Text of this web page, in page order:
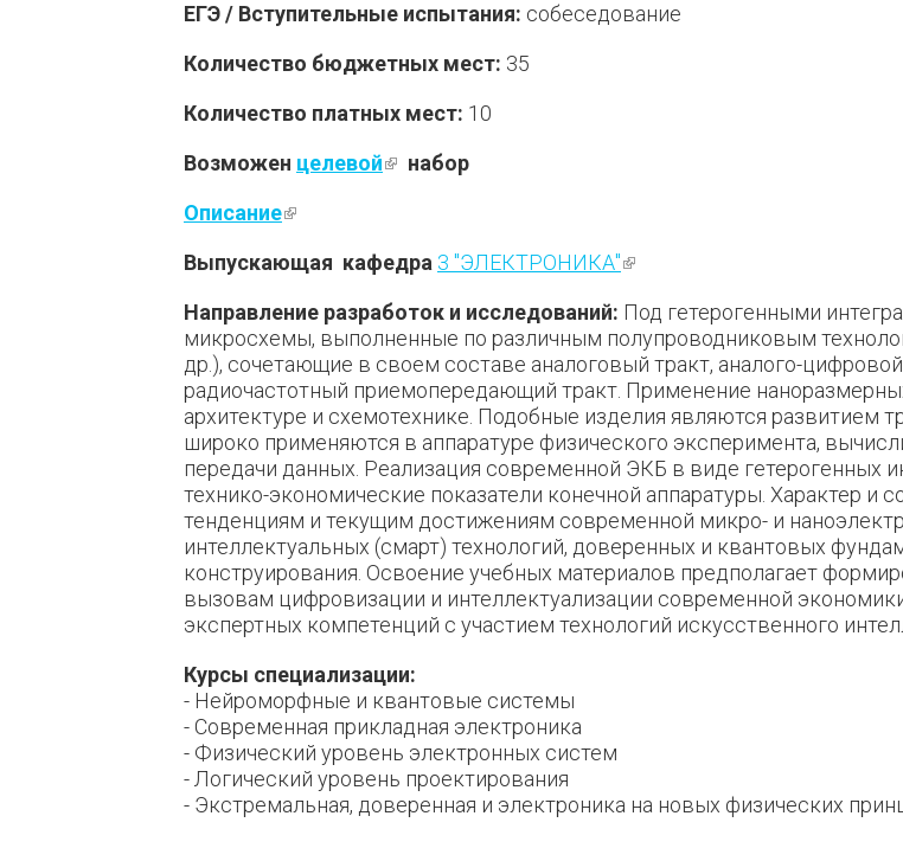
ЕГЭ / Вступительные испытания: собеседование
Количество бюджетных мест: 35
Количество платных мест: 10
Возможен целевой(внешняя ссылка)
набор
Описание(внешняя ссылка)
Выпускающая кафедра 3 "ЭЛЕКТРОНИКА"(внешняя ссылка)
Направление разработок и исследований: Под гетерогенными
микросхемы, выполненные по различным полупроводниковым
др.), сочетающие в своем составе аналоговый тракт, аналого-
радиочастотный приемопередающий тракт. Применение
архитектуре и схемотехнике. Подобные изделия являются развитием
широко применяются в аппаратуре физического эксперимента,
передачи данных. Реализация современной ЭКБ в виде гетерогенных
технико-экономические показатели конечной аппаратуры. Характер
тенденциям и текущим достижениям современной микро- и
интеллектуальных (смарт) технологий, доверенных и квантовых
конструирования. Освоение учебных материалов предполагает
вызовам цифровизации и интеллектуализации современной
экспертных компетенций с участием технологий искусственного
Курсы специализации:
- Нейроморфные и квантовые системы
- Современная прикладная электроника
- Физический уровень электронных систем
- Логический уровень проектирования
- Экстремальная, доверенная и электроника на новых физических